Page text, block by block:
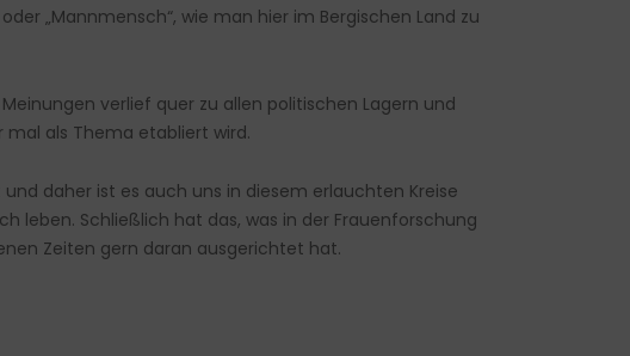
„Mannmensch“, wie man hier im Bergischen Land zu
verlief quer zu allen politischen Lagern und
mal als Thema etabliert wird.
daher ist es auch uns in diesem erlauchten Kreise
leben. Schließlich hat das, was in der Frauenforschung
Zeiten gern daran ausgerichtet hat.